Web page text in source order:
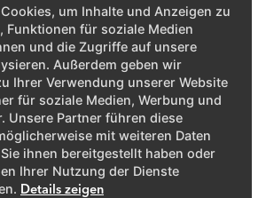
um Inhalte und Anzeigen zu
Funktionen für soziale Medien
und die Zugriffe auf unsere
Außerdem geben wir
Ihrer Verwendung unserer Website
für soziale Medien, Werbung und
Unsere Partner führen diese
mit weiteren Daten
ihnen bereitgestellt haben oder
Ihrer Nutzung der Dienste
Details zeigen